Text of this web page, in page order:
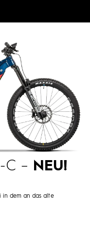
C – NEU!
in dem an das alte